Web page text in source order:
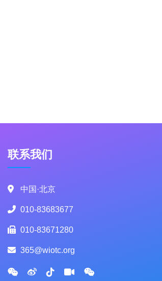
联系我们
中国·北京
010-83683677
010-83671280
365@wiotc.org